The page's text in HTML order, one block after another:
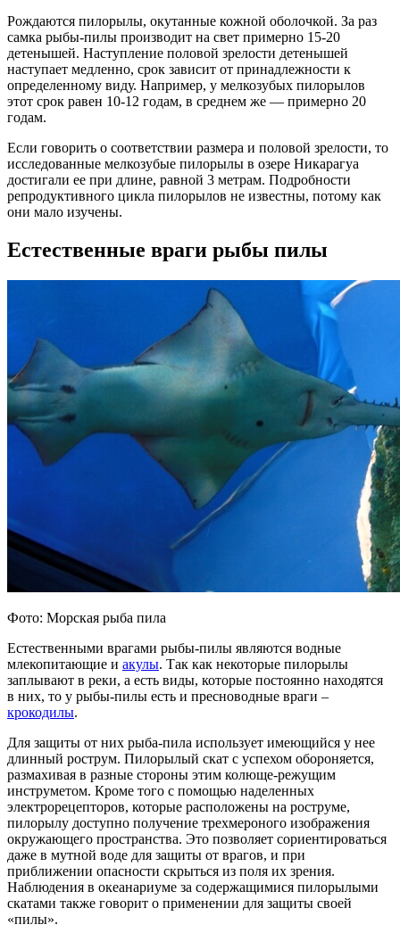
Рождаются пилорылы, окутанные кожной оболочкой. За раз
самка рыбы-пилы производит на свет примерно 15-20
детенышей. Наступление половой зрелости детенышей
наступает медленно, срок зависит от принадлежности к
определенному виду. Например, у мелкозубых пилорылов
этот срок равен 10-12 годам, в среднем же — примерно 20
годам.
Если говорить о соответствии размера и половой зрелости, то
исследованные мелкозубые пилорылы в озере Никарагуа
достигали ее при длине, равной 3 метрам. Подробности
репродуктивного цикла пилорылов не известны, потому как
они мало изучены.
Естественные враги рыбы пилы
Фото: Морская рыба пила
Естественными врагами рыбы-пилы являются водные
млекопитающие и акулы. Так как некоторые пилорылы
заплывают в реки, а есть виды, которые постоянно находятся
в них, то у рыбы-пилы есть и пресноводные враги –
крокодилы.
Для защиты от них рыба-пила использует имеющийся у нее
длинный рострум. Пилорылый скат с успехом обороняется,
размахивая в разные стороны этим колюще-режущим
инструметом. Кроме того с помощью наделенных
электрорецепторов, которые расположены на роструме,
пилорылу доступно получение трехмероного изображения
окружающего пространства. Это позволяет сориентироваться
даже в мутной воде для защиты от врагов, и при
приближении опасности скрыться из поля их зрения.
Наблюдения в океанариуме за содержащимися пилорылыми
скатами также говорит о применении для защиты своей
«пилы».